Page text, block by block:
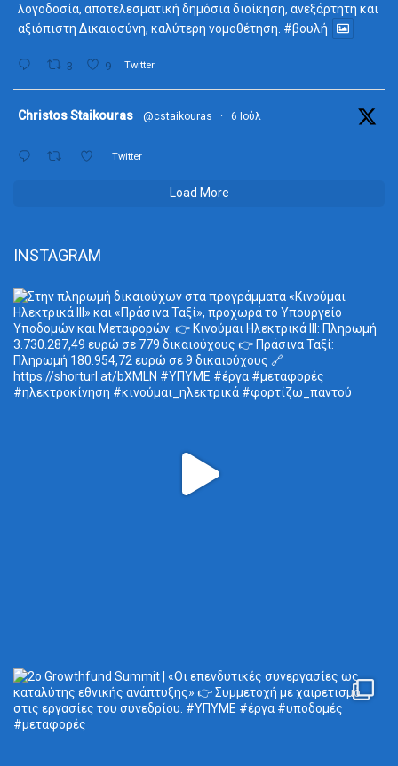
λογοδοσία, αποτελεσματική δημόσια διοίκηση, ανεξάρτητη και
αξιόπιστη Δικαιοσύνη, καλύτερη νομοθέτηση. #βουλή
3 9 Twitter
Christos Staikouras @cstaikouras · 6 Ιούλ
Twitter
Load More
INSTAGRAM